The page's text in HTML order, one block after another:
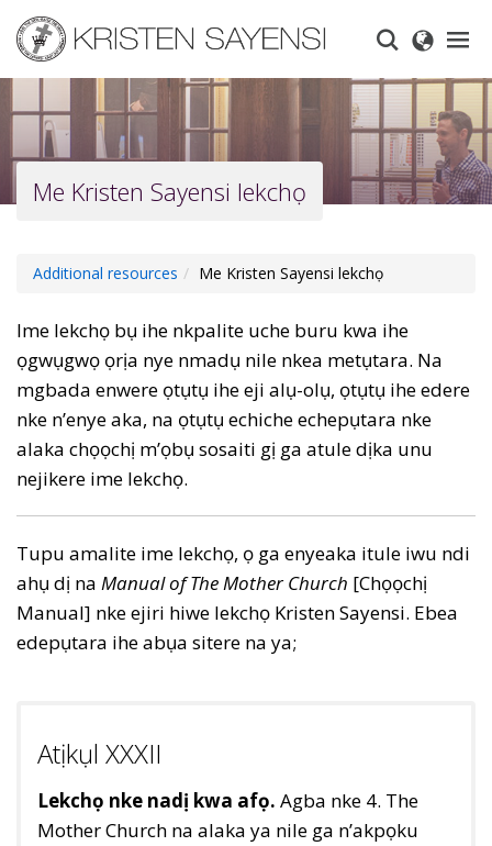
main
content
Me Kristen Sayensi lekchọ
Additional resources Me Kristen Sayensi lekchọ
Ime lekchọ bụ ihe nkpalite uche buru kwa ihe
ọgwụgwọ ọrịa nye nmadụ nile nkea metụtara. Na
mgbada enwere ọtụtụ ihe eji alụ-olụ, ọtụtụ ihe edere
nke n’enye aka, na ọtụtụ echiche echepụtara nke
alaka chọọchị m’ọbụ sosaiti gị ga atule dịka unu
nejikere ime lekchọ.
Tupu amalite ime lekchọ, ọ ga enyeaka itule iwu ndi
ahụ dị na Manual of The Mother Church [Chọọchị
Manual] nke ejiri hiwe lekchọ Kristen Sayensi. Ebea
edepụtara ihe abụa sitere na ya;
Atịkụl XXXII
Lekchọ nke nadị kwa afọ. Agba nke 4. The
Mother Church na alaka ya nile ga n’akpọku